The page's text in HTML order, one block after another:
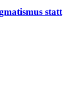
statt